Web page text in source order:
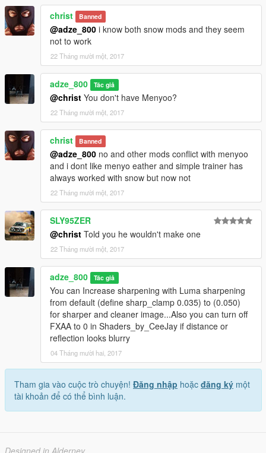
christ Banned
@adze_800 i know both snow mods and they seem
not to work
22 Tháng mười một, 2017
adze_800 Tác giả
@christ You don't have Menyoo?
22 Tháng mười một, 2017
christ Banned
@adze_800 no and other mods conflict with menyoo
and i dont like menyo eather and simple trainer has
always worked with snow but now not
22 Tháng mười một, 2017
SLY95ZER
@christ Told you he wouldn't make one
22 Tháng mười một, 2017
adze_800 Tác giả
You can Increase sharpening with Luma sharpening
from default (define sharp_clamp 0.035) to (0.050)
for sharper and cleaner image...Also you can turn off
FXAA to 0 in Shaders_by_CeeJay if distance or
reflection looks blurry
04 Tháng mười hai, 2017
Tham gia vào cuộc trò chuyện! Đăng nhập hoặc đăng ký một
tài khoản để có thể bình luận.